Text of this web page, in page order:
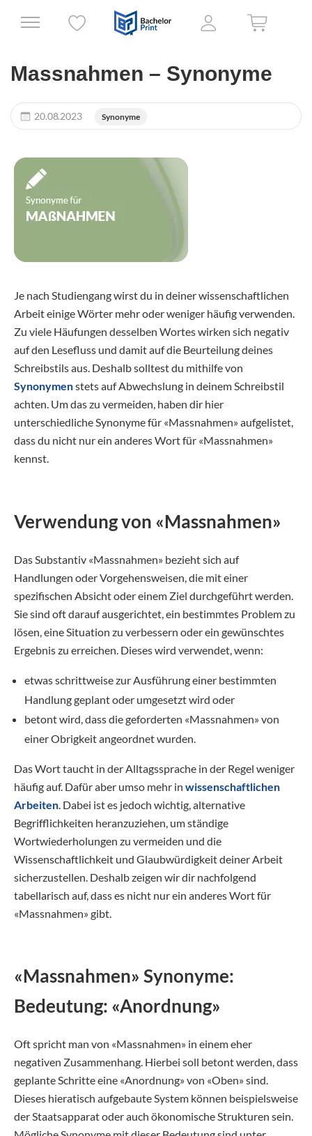
Massnahmen – Synonyme
20.08.2023 Synonyme
Je nach Studiengang wirst du in deiner wissenschaftlichen
Arbeit einige Wörter mehr oder weniger häufig verwenden.
Zu viele Häufungen desselben Wortes wirken sich negativ
auf den Lesefluss und damit auf die Beurteilung deines
Schreibstils aus. Deshalb solltest du mithilfe von
Synonymenstets auf Abwechslung in deinem Schreibstil
achten. Um das zu vermeiden, haben dir hier
unterschiedliche Synonyme für «Massnahmen» aufgelistet,
dass du nicht nur ein anderes Wort für «Massnahmen»
kennst.
Verwendung von «Massnahmen»
Das Substantiv «Massnahmen» bezieht sich auf
Handlungen oder Vorgehensweisen, die mit einer
spezifischen Absicht oder einem Ziel durchgeführt werden.
Sie sind oft darauf ausgerichtet, ein bestimmtes Problem zu
lösen, eine Situation zu verbessern oder ein gewünschtes
Ergebnis zu erreichen. Dieses wird verwendet, wenn:
etwas schrittweise zur Ausführung einer bestimmten
Handlung geplant oder umgesetzt wird oder
betont wird, dass die geforderten «Massnahmen» von
einer Obrigkeit angeordnet wurden.
Das Wort taucht in der Alltagssprache in der Regel weniger
häufig auf. Dafür aber umso mehr in wissenschaftlichen
Arbeiten. Dabei ist es jedoch wichtig, alternative
Begrifflichkeiten heranzuziehen, um ständige
Wortwiederholungen zu vermeiden und die
Wissenschaftlichkeit und Glaubwürdigkeit deiner Arbeit
sicherzustellen. Deshalb zeigen wir dir nachfolgend
tabellarisch auf, dass es nicht nur ein anderes Wort für
«Massnahmen» gibt.
«Massnahmen» Synonyme:
Bedeutung: «Anordnung»
Oft spricht man von «Massnahmen» in einem eher
negativen Zusammenhang. Hierbei soll betont werden, dass
geplante Schritte eine «Anordnung» von «Oben» sind.
Dieses hieratisch aufgebaute System können beispielsweise
der Staatsapparat oder auch ökonomische Strukturen sein.